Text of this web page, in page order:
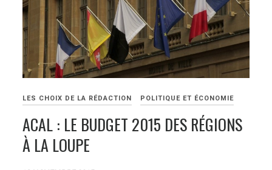
LES CHOIX DE LA RÉDACTION POLITIQUE ET ÉCONOMIE
ACAL : LE BUDGET 2015 DES RÉGIONS
À LA LOUPE